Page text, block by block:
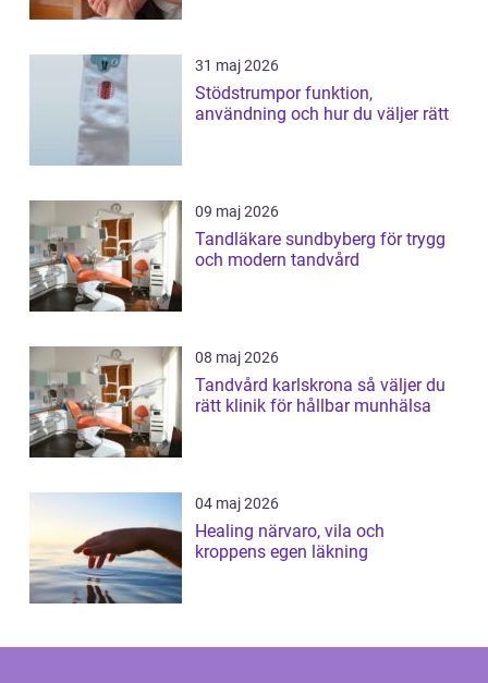
31 maj 2026
Stödstrumpor funktion,
användning och hur du väljer rätt
09 maj 2026
Tandläkare sundbyberg för trygg
och modern tandvård
08 maj 2026
Tandvård karlskrona så väljer du
rätt klinik för hållbar munhälsa
04 maj 2026
Healing närvaro, vila och
kroppens egen läkning